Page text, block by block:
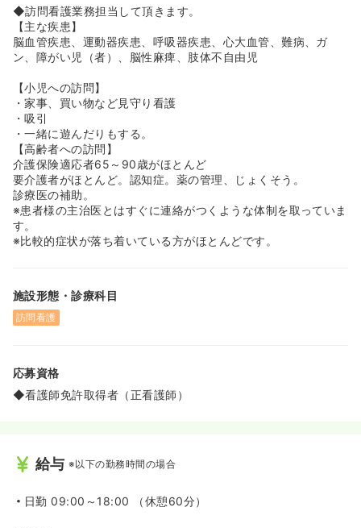
■常勤の方にはiPadが支給されます！
訪問したご利用者の状況や行った医療措置は、全てクラウ
ド上でスタッフ同士共有出来る体制を取っています。
初めて訪問する居宅でも、常に今までの情報を確認するこ
■毎週金曜日には、自由参加形式でのスタッフ同士のカル
テミーティングがあり、皆で情報共有を行っています！
業務内での悩みなども相談出来たり、チームワークを深め
る取り組みに積極的です。
＜生活との両立がしやすい環境＞
土日祝日がお休みで、夏季休暇・冬期休暇も充実してお
り、ご家庭とのバランスを保ちながら働きやすい環境で
す。
有給も1時間ごとに取得可能のため、ご家庭やお子さんのイ
取得いただくことも可能です！
◆訪問看護業務担当して頂きます。
【主な疾患】
脳血管疾患、運動器疾患、呼吸器疾患、心大血管、難病、ガ
ン、障がい児（者）、脳性麻痺、肢体不自由児
【小児への訪問】
・家事、買い物など見守り看護
・吸引
・一緒に遊んだりもする。
【高齢者への訪問】
介護保険適応者65～90歳がほとんど
要介護者がほとんど。認知症。薬の管理、じょくそう。
診療医の補助。
※患者様の主治医とはすぐに連絡がつくような体制を取っていま
す。
※比較的症状が落ち着いている方がほとんどです。
施設形態・診療科目
訪問看護
応募資格
◆看護師免許取得者（正看護師）
給与 ※以下の勤務時間の場合
日勤 09:00～18:00 （休憩60分）